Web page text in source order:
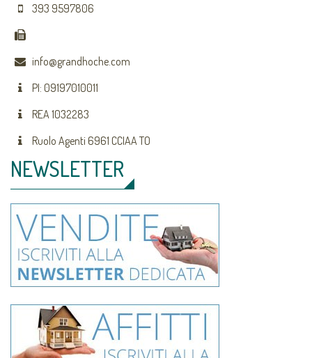
393 9597806
info@grandhoche.com
PI: 09197010011
REA 1032283
Ruolo Agenti 6961 CCIAA TO
NEWSLETTER